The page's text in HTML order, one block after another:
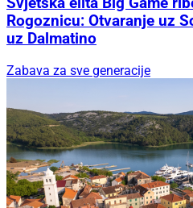
Rogoznicu: Otvaranje uz
uz Dalmatino
Zabava za sve generacije